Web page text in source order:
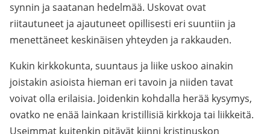
synnin ja saatanan hedelmää. Uskovat ovat
riitautuneet ja ajautuneet opillisesti eri suuntiin ja
menettäneet keskinäisen yhteyden ja rakkauden.
Kukin kirkkokunta, suuntaus ja liike uskoo ainakin
joistakin asioista hieman eri tavoin ja niiden tavat
voivat olla erilaisia. Joidenkin kohdalla herää kysymys,
ovatko ne enää lainkaan kristillisiä kirkkoja tai liikkeitä.
Useimmat kuitenkin pitävät kiinni kristinuskon